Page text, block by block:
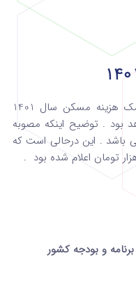
براساس مصوبه هیئت وزیران مبلغ کمک هزینه مسکن سال 1401
خواهد بود . توضیح اینکه مصوبه
1401 لازم الاجرا می باشد . این درحالی است که
و بودجه کشور